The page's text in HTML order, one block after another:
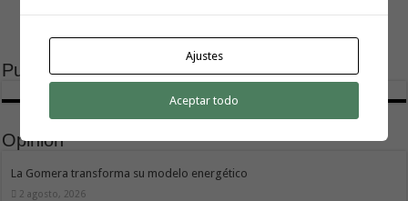
Publicidad
Opinión
La Gomera transforma su modelo energético
2 agosto, 2026
Ajustes
Aceptar todo